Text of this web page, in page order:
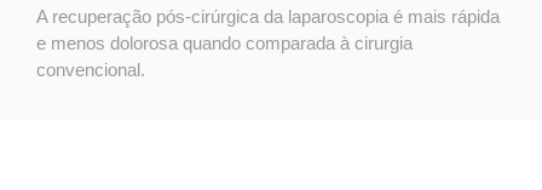
A recuperação pós-cirúrgica da laparoscopia é mais rápida
e menos dolorosa quando comparada à cirurgia
convencional.